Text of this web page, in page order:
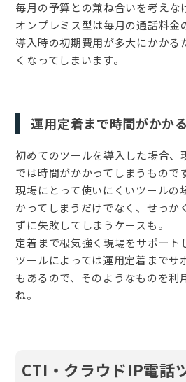
毎月の予算との兼ね合いを考えな
オンプレミス型は毎月の通話料金
導入時の初期費用が多大にかかる
くなってしまいます。
運用定着まで時間がかかる
初めてのツールを導入した場合、
では時間がかかってしまうもので
現場にとって使いにくいツールの
かってしまうだけでなく、せっか
ずに失敗してしまうケースも。
定着まで根気強く現場をサポート
ツールによっては運用定着までサ
もあるので、そのようなものを利
ね。
CTI・クラウドIP電話